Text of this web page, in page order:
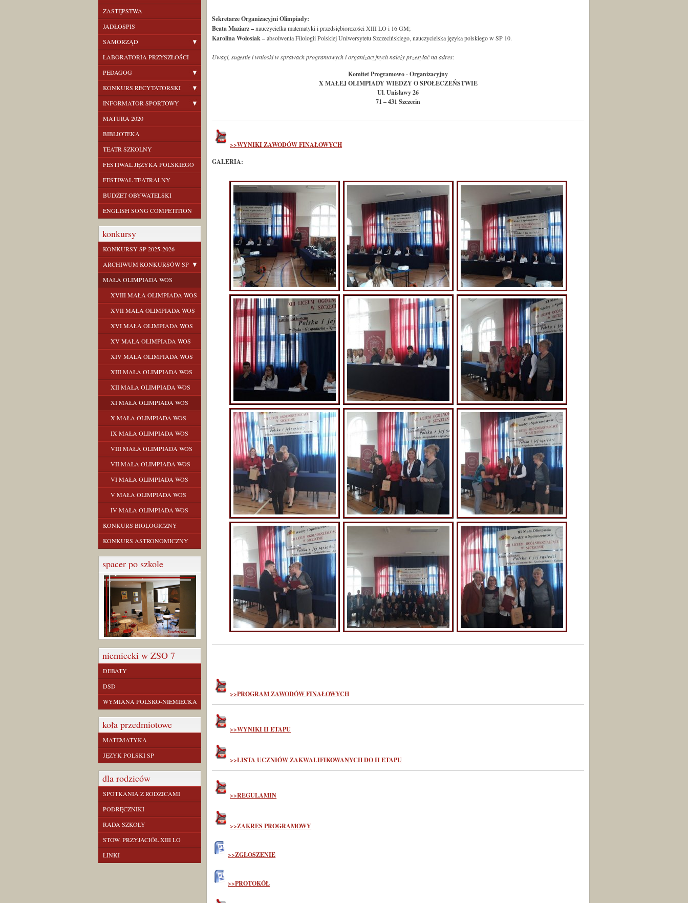
Sekretarze Organizacyjni Olimpiady:
Beata Maziarz –nauczycielka matematyki i przedsiębiorczości XIII LO i 16 GM;
Karolina Wołosiak –absolwenta Filologii Polskiej Uniwersytetu Szczecińskiego, nauczycielska języka polskiego w SP 10.
Uwagi, sugestie i wnioski w sprawach programowych i organizacyjnych należy przesyłać na adres:
Komitet Programowo - Organizacyjny
X MAŁEJ OLIMPIADY WIEDZY O SPOŁECZEŃSTWIE
Ul. Unisławy 26
71 – 431 Szczecin
>>WYNIKI ZAWODÓW FINAŁOWYCH
GALERIA:
>>PROGRAM ZAWODÓW FINAŁOWYCH
>>WYNIKI II ETAPU
>>LISTA UCZNIÓW ZAKWALIFIKOWANYCH DO II ETAPU
>>REGULAMIN
>>ZAKRES PROGRAMOWY
>>ZGŁOSZENIE
>>PROTOKÓŁ
ZASTĘPSTWA
JADŁOSPIS
SAMORZĄD
LABORATORIA PRZYSZŁOŚCI
PEDAGOG
KONKURS RECYTATORSKI
INFORMATOR SPORTOWY
MATURA 2020
BIBLIOTEKA
TEATR SZKOLNY
FESTIWAL JĘZYKA POLSKIEGO
FESTIWAL TEATRALNY
BUDŻET OBYWATELSKI
ENGLISH SONG COMPETITION
konkursy
KONKURSY SP 2025-2026
ARCHIWUM KONKURSÓW SP
MAŁA OLIMPIADA WOS
XVIII MAŁA OLIMPIADA WOS
XVII MAŁA OLIMPIADA WOS
XVI MAŁA OLIMPIADA WOS
XV MAŁA OLIMPIADA WOS
XIV MAŁA OLIMPIADA WOS
XIII MAŁA OLIMPIADA WOS
XII MAŁA OLIMPIADA WOS
XI MAŁA OLIMPIADA WOS
X MAŁA OLIMPIADA WOS
IX MAŁA OLIMPIADA WOS
VIII MAŁA OLIMPIADA WOS
VII MAŁA OLIMPIADA WOS
VI MAŁA OLIMPIADA WOS
V MAŁA OLIMPIADA WOS
IV MAŁA OLIMPIADA WOS
KONKURS BIOLOGICZNY
KONKURS ASTRONOMICZNY
spacer po szkole
niemiecki w ZSO 7
DEBATY
DSD
WYMIANA POLSKO-NIEMIECKA
koła przedmiotowe
MATEMATYKA
JĘZYK POLSKI SP
dla rodziców
SPOTKANIA Z RODZICAMI
PODRĘCZNIKI
RADA SZKOŁY
STOW. PRZYJACIÓŁ XIII LO
LINKI